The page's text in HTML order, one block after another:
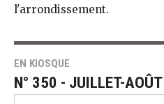
l'arrondissement.
EN KIOSQUE
N° 350 - JUILLET-